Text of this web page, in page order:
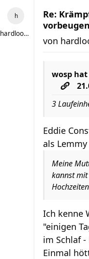
hardlooper
Re:
vorbeugen
von
wosp hat
3
Eddie
als
Meine
kannst mit
Ich kenne
"einigen
im Schlaf
Einmal